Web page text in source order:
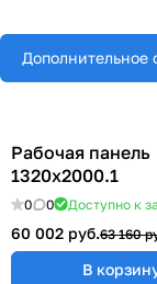
Дополнительное
Рабочая панель
1320х2000.1
0 0 Доступно к
60 002 руб.63 160
В